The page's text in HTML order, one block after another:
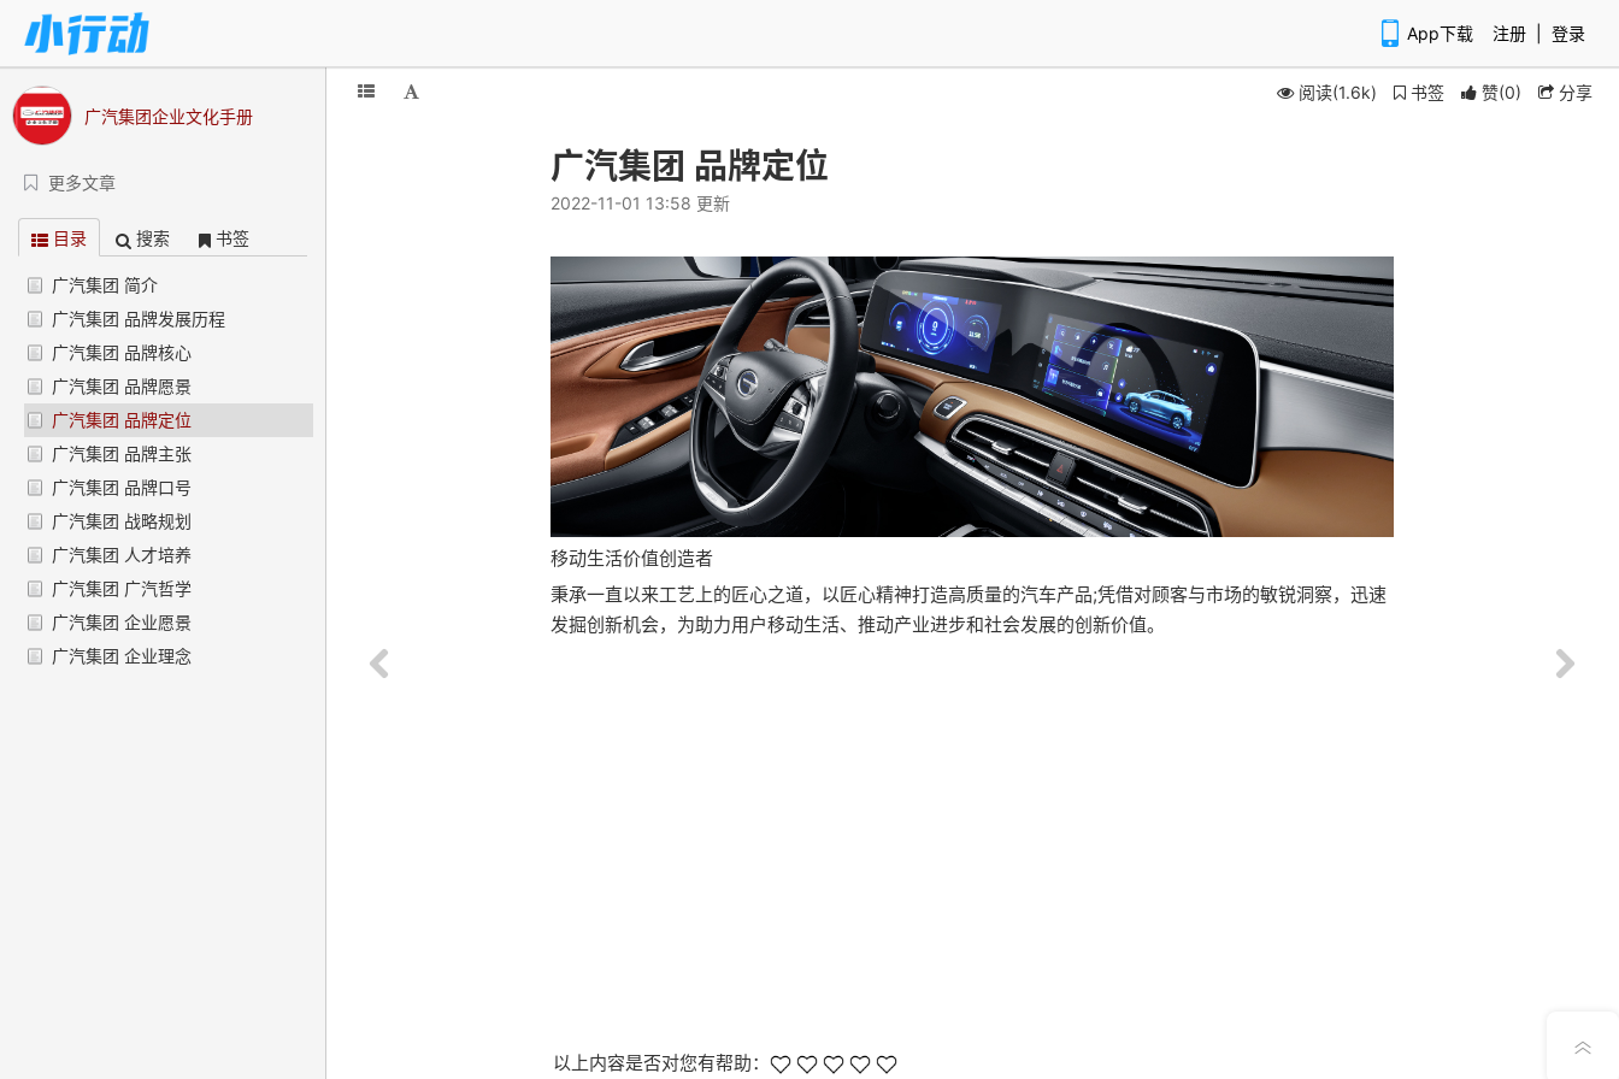
App下载 注册 登录
广汽集团企业文化手册
更多文章
目录 搜索 书签
广汽集团 简介
广汽集团 品牌发展历程
广汽集团 品牌核心
广汽集团 品牌愿景
广汽集团 品牌定位
广汽集团 品牌主张
广汽集团 品牌口号
广汽集团 战略规划
广汽集团 人才培养
广汽集团 广汽哲学
广汽集团 企业愿景
广汽集团 企业理念
阅读(1.6k) 书签 赞(0) 分享
广汽集团 品牌定位
2022-11-01 13:58 更新
移动生活价值创造者
秉承一直以来工艺上的匠心之道，以匠心精神打造高质量的汽车产品;凭借对顾客与市场的敏锐洞察，迅速
发掘创新机会，为助力用户移动生活、推动产业进步和社会发展的创新价值。
以上内容是否对您有帮助：